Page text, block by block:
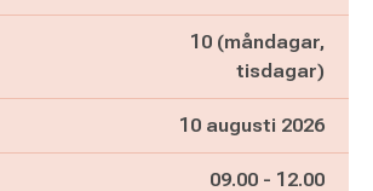
10 (måndagar,
tisdagar)
10 augusti 2026
Pågår mellan
09.00 - och
12.00